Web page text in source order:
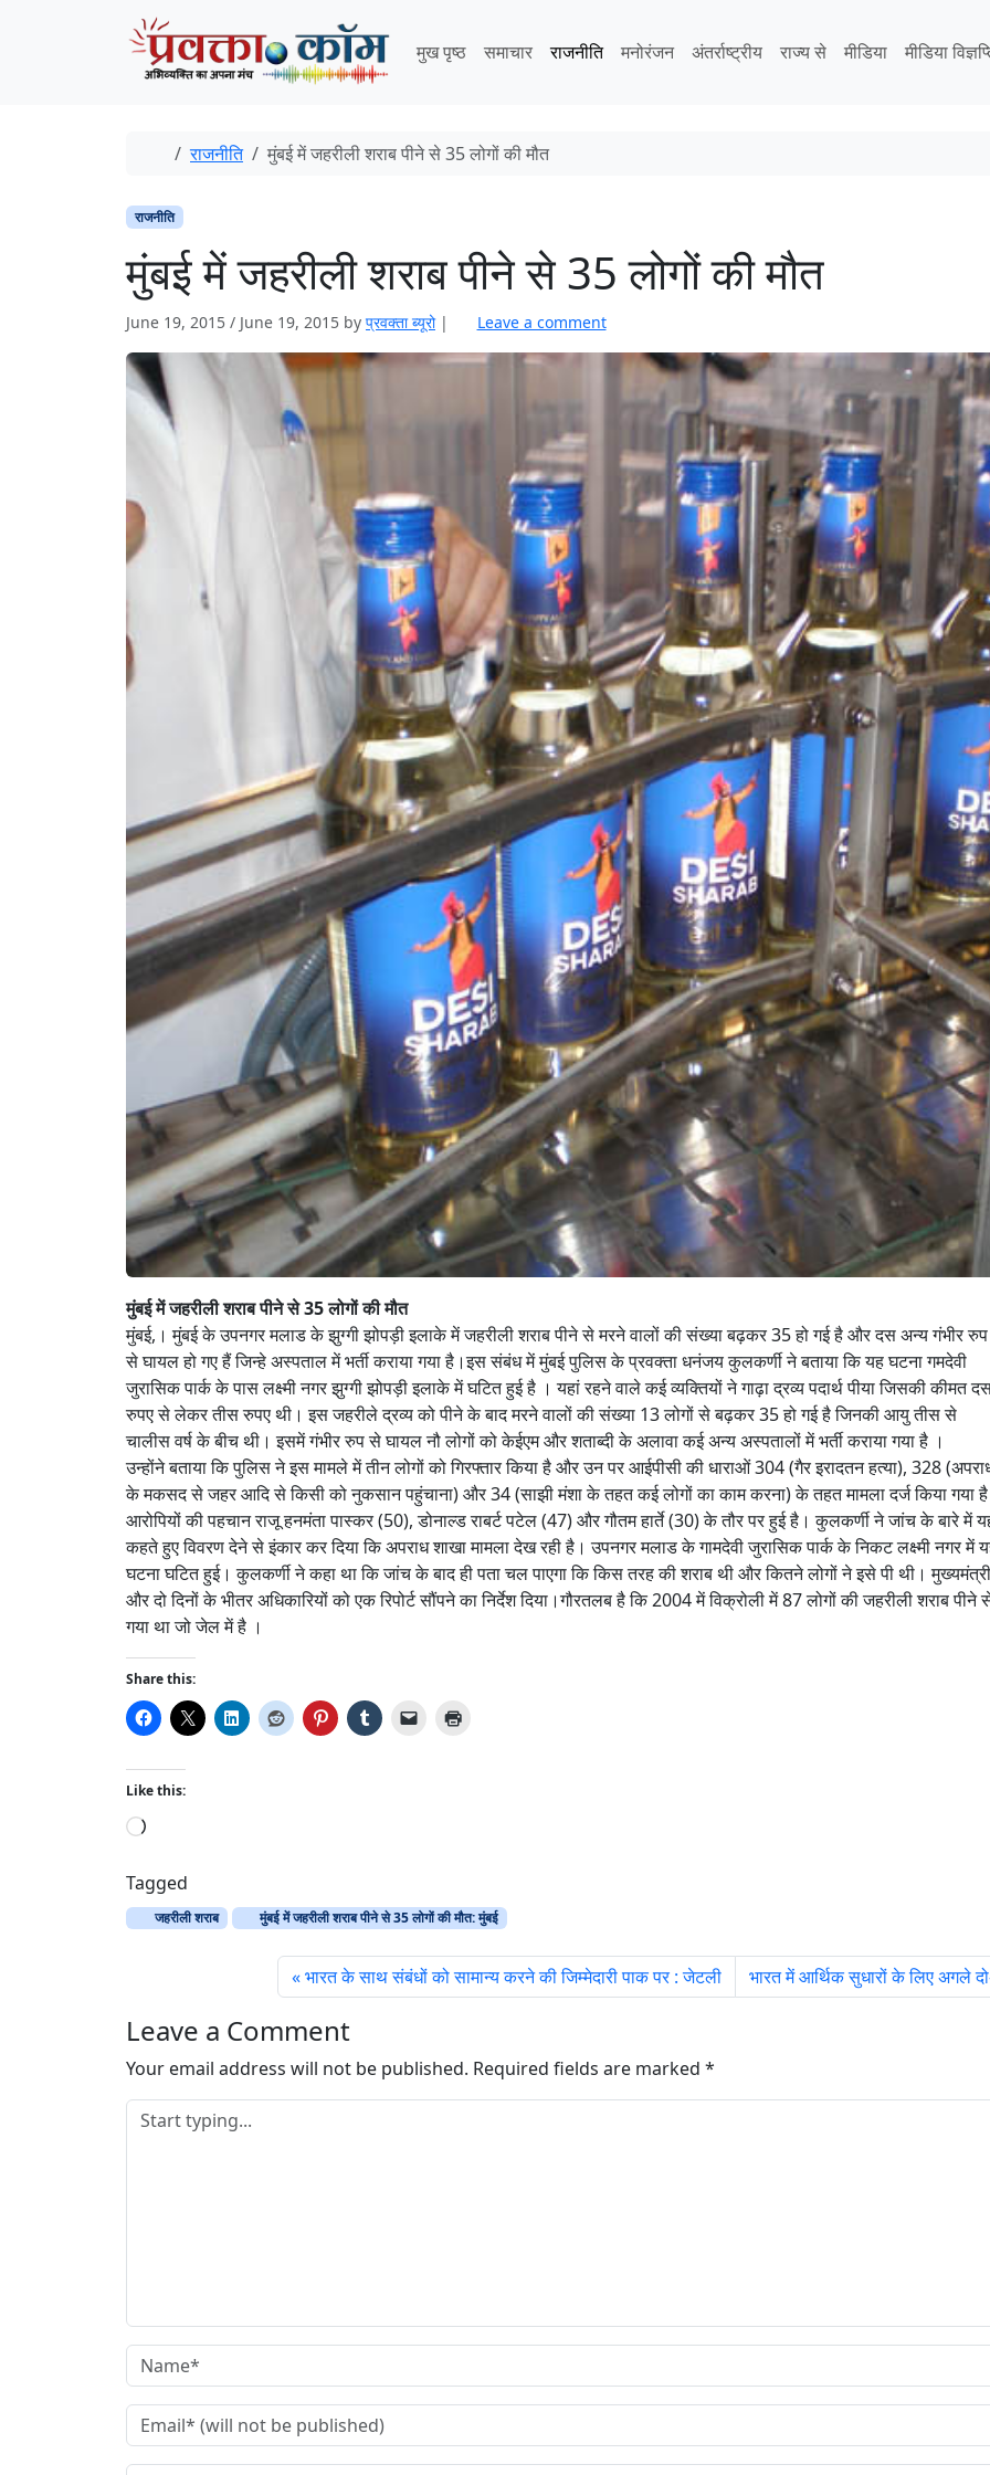
मुख पृष्ठ
समाचार राजनीति मनोरंजन अंतर्राष्ट्रीय राज्य से मीडिया मीडिया
Home
राजनीति मुंबई में जहरीली शराब पीने से 35 लोगों की मौत
राजनीति
मुंबई में जहरीली शराब पीने से 35 लोगों की मौत
June 19, 2015 / June 19, 2015 by प्रवक्ता ब्यूरो | Leave a comment
मुंबई में जहरीली शराब पीने से 35 लोगों की मौत
मुंबई,। मुंबई के उपनगर मलाड के झुग्गी झोपड़ी इलाके में जहरीली शराब पीने से मरने वालों की संख्या बढ़कर 35 हो गई है और दस अन्य गंभीर रुप
से घायल हो गए हैं जिन्हे अस्पताल में भर्ती कराया गया है।इस संबंध में मुंबई पुलिस के प्रवक्ता धनंजय कुलकर्णी ने बताया कि यह घटना गमदेवी
जुरासिक पार्क के पास लक्ष्मी नगर झुग्गी झोपड़ी इलाके में घटित हुई है । यहां रहने वाले कई व्यक्तियों ने गाढ़ा द्रव्य पदार्थ पीया जिसकी कीमत
रुपए से लेकर तीस रुपए थी। इस जहरीले द्रव्य को पीने के बाद मरने वालों की संख्या 13 लोगों से बढ़कर 35 हो गई है जिनकी आयु तीस से
चालीस वर्ष के बीच थी। इसमें गंभीर रुप से घायल नौ लोगों को केईएम और शताब्दी के अलावा कई अन्य अस्पतालों में भर्ती कराया गया है ।
उन्होंने बताया कि पुलिस ने इस मामले में तीन लोगों को गिरफ्तार किया है और उन पर आईपीसी की धाराओं 304 (गैर इरादतन हत्या), 328
के मकसद से जहर आदि से किसी को नुकसान पहुंचाना) और 34 (साझी मंशा के तहत कई लोगों का काम करना) के तहत मामला दर्ज किया गया
आरोपियों की पहचान राजू हनमंता पास्कर (50), डोनाल्ड राबर्ट पटेल (47) और गौतम हार्ते (30) के तौर पर हुई है। कुलकर्णी ने जांच के बारे में
कहते हुए विवरण देने से इंकार कर दिया कि अपराध शाखा मामला देख रही है। उपनगर मलाड के गामदेवी जुरासिक पार्क के निकट लक्ष्मी नगर में
घटना घटित हुई। कुलकर्णी ने कहा था कि जांच के बाद ही पता चल पाएगा कि किस तरह की शराब थी और कितने लोगों ने इसे पी थी।
और दो दिनों के भीतर अधिकारियों को एक रिपोर्ट सौंपने का निर्देश दिया।गौरतलब है कि 2004 में विक्रोली में 87 लोगों की जहरीली शराब
गया था जो जेल में है ।
Share this:
Like this:
L
a
d
i
Tagged
जहरीली शराब मुंबई में जहरीली शराब पीने से 35 लोगों की मौत: मुंबई
भारत के साथ संबंधों को सामान्य करने की जिम्मेदारी पाक पर : जेटली भारत में आर्थिक सुधारों के लिए अगले
Leave a Comment
Your email address will not be published. Required fields are marked *